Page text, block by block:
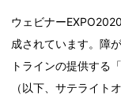
ウェビナー
成されています。障
トラインの提供する
（以下、サテライト